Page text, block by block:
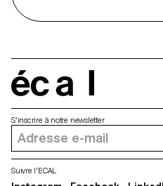
S'inscrire à notre newsletter
Suivre l'ECAL